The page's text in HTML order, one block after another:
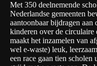
Met 350 deelnemende
Nederlandse gemeenten
aantoonbaar bijdragen
kinderen over de circulaire
maakt het inzamelen van
wel e-waste) leuk,
een race gaan tien scholen